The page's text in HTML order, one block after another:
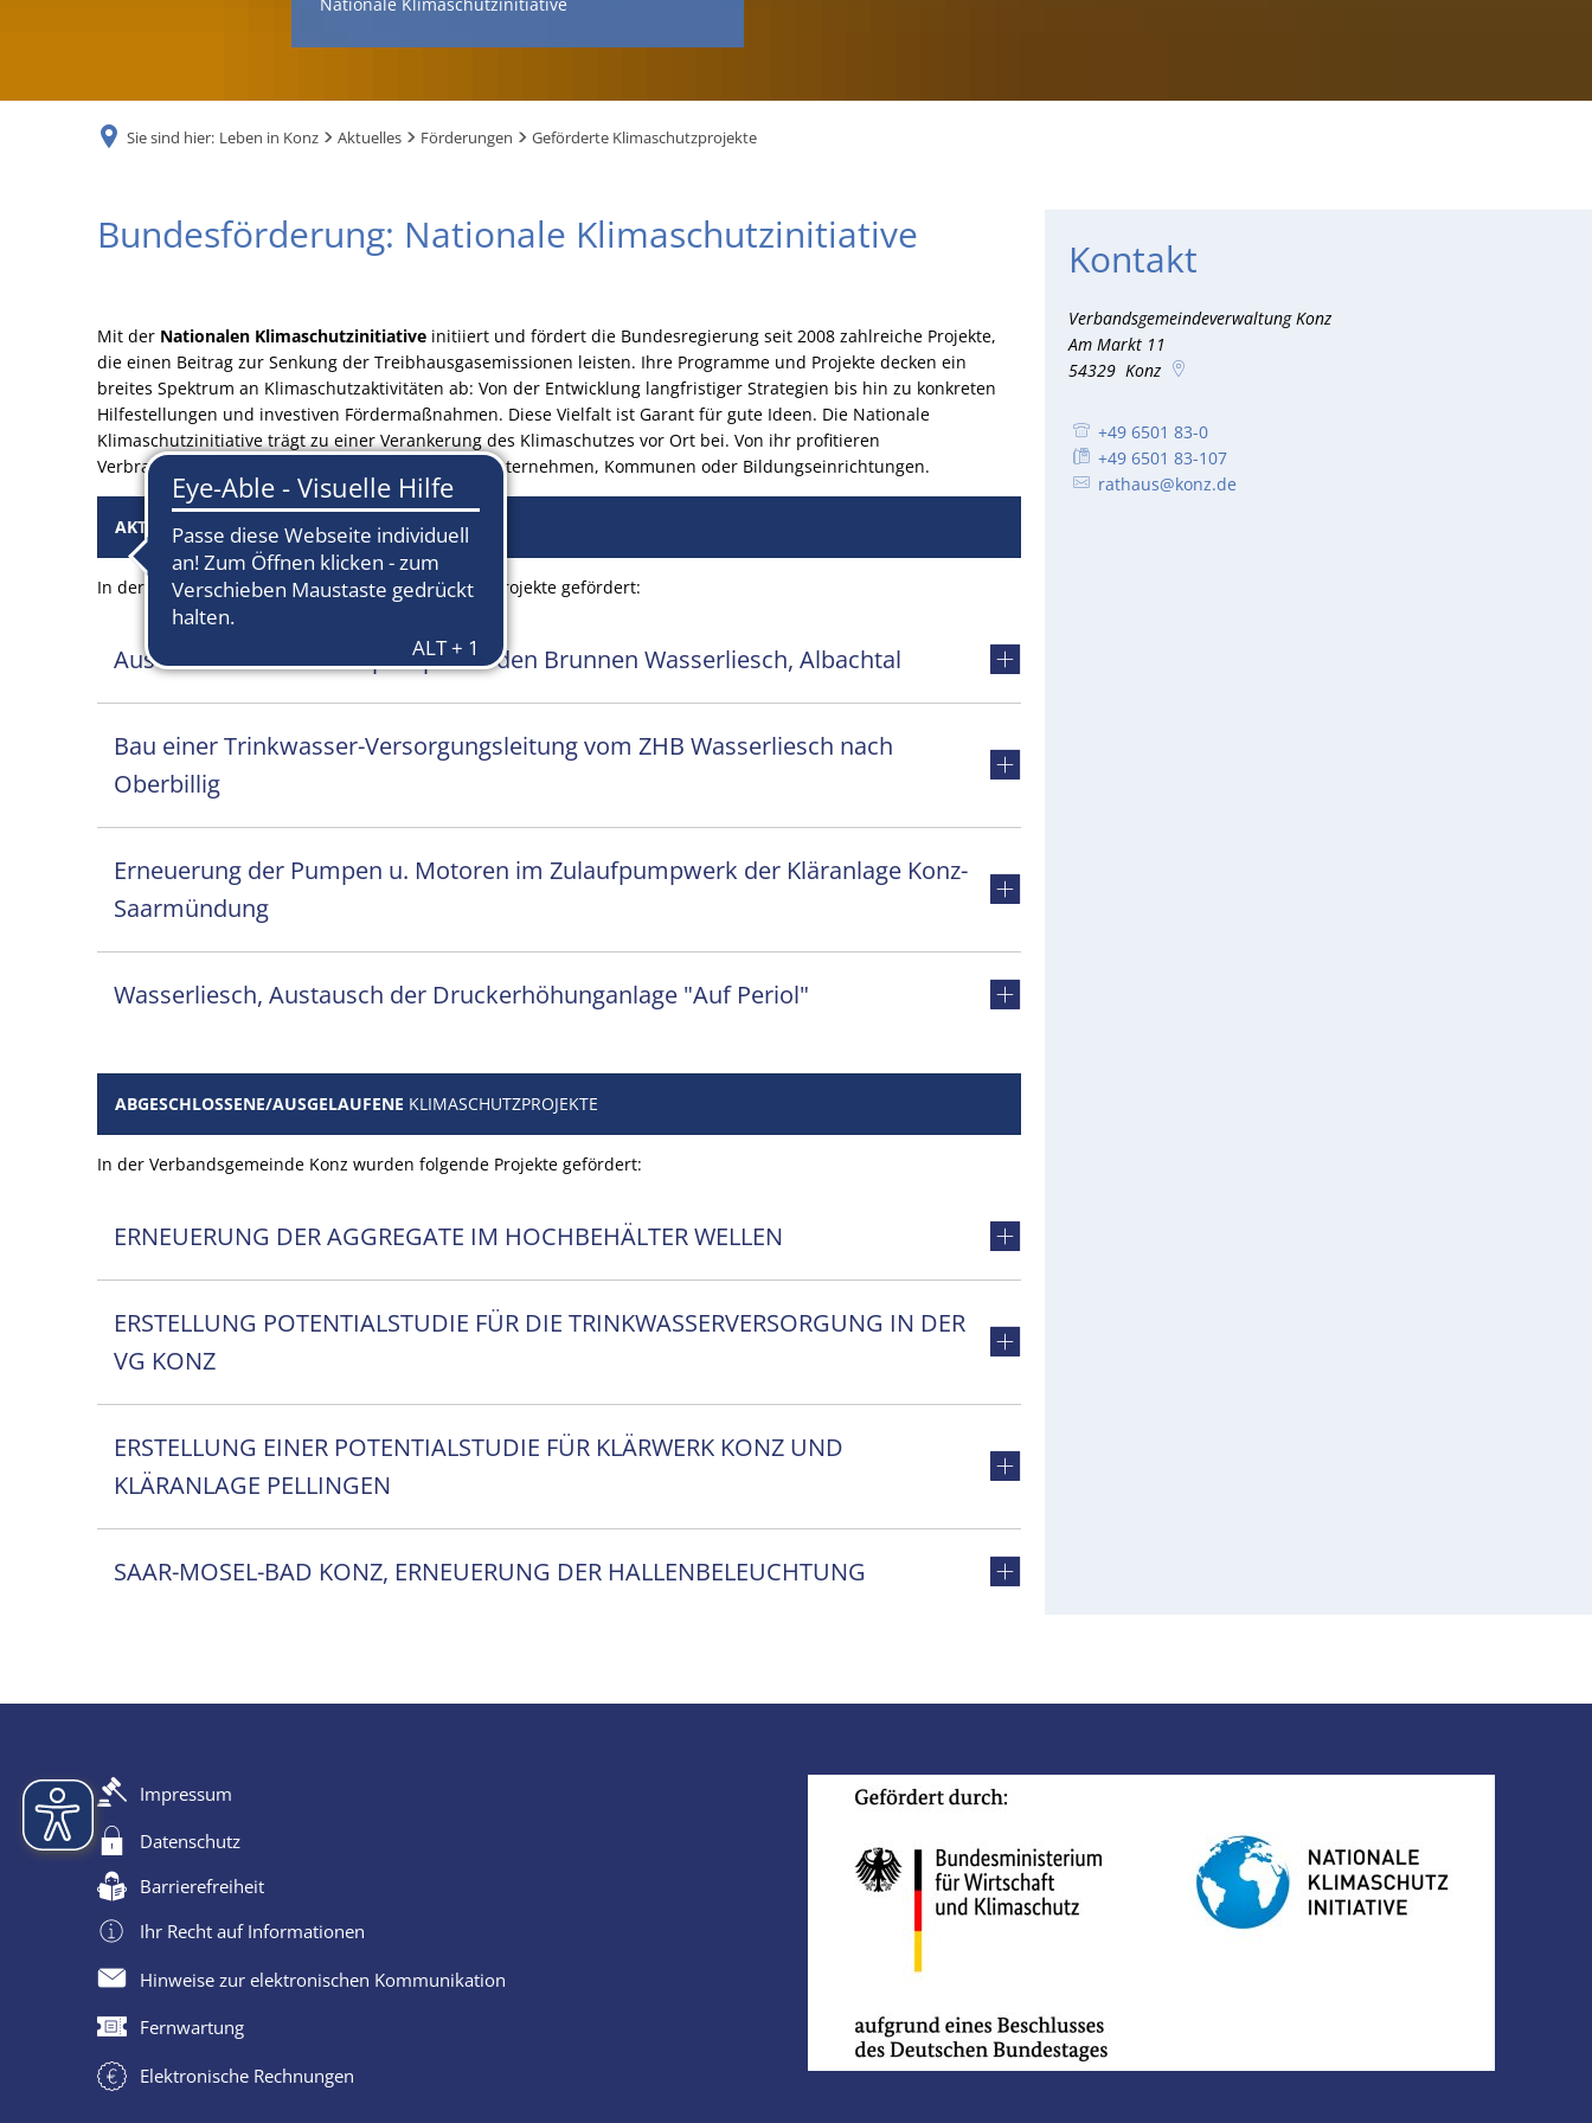
Sie sind hier: Leben in Konz Aktuelles Förderungen Geförderte Klimaschutzprojekte
GeförderteBundesförderung: Nationale Klimaschutzinitiative
Mit der Nationalen Klimaschutzinitiative initiiert und fördert die Bundesregierung seit 2008 zahlreiche Projekte,
die einen Beitrag zur Senkung der Treibhausgasemissionen leisten. Ihre Programme und Projekte decken ein
breites Spektrum an Klimaschutzaktivitäten ab: Von der Entwicklung langfristiger Strategien bis hin zu konkreten
Hilfestellungen und investiven Fördermaßnahmen. Diese Vielfalt ist Garant für gute Ideen. Die Nationale
Klimaschutzinitiative trägt zu einer Verankerung des Klimaschutzes vor Ort bei. Von ihr profitieren
Verbraucherinnen und Verbraucher ebenso wie Unternehmen, Kommunen oder Bildungseinrichtungen.
AKTUELLEKLIMASCHUTZPROJEKTE
In der Verbandsgemeinde Konz werden folgende Projekte gefördert:
Austausch der Brunnenpumpen in den Brunnen Wasserliesch, Albachtal
Bau einer Trinkwasser-Versorgungsleitung vom ZHB Wasserliesch nach
Oberbillig
Erneuerung der Pumpen u. Motoren im Zulaufpumpwerk der Kläranlage Konz-
Saarmündung
Wasserliesch, Austausch der Druckerhöhunganlage "Auf Periol"
ABGESCHLOSSENE/AUSGELAUFENE KLIMASCHUTZPROJEKTE
In der Verbandsgemeinde Konz wurden folgende Projekte gefördert:
ERNEUERUNG DER AGGREGATE IM HOCHBEHÄLTER WELLEN
ERSTELLUNG POTENTIALSTUDIE FÜR DIE TRINKWASSERVERSORGUNG IN DER
VG KONZ
ERSTELLUNG EINER POTENTIALSTUDIE FÜR KLÄRWERK KONZ UND
KLÄRANLAGE PELLINGEN
SAAR-MOSEL-BAD KONZ, ERNEUERUNG DER HALLENBELEUCHTUNG
Kontakt
Verbandsgemeindeverwaltung Konz
Am Markt 11
54329 Konz
+49 6501 83-0
+49 6501 83-107
rathaus@konz.de
Impressum
Datenschutz
Barrierefreiheit
Ihr Recht auf Informationen
Hinweise zur elektronischen Kommunikation
Fernwartung
Elektronische Rechnungen